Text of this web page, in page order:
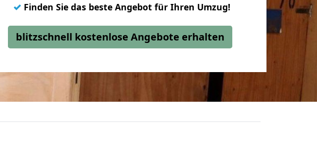
✓ Finden Sie das beste Angebot für Ihren Umzug!
blitzschnell kostenlose Angebote erhalten